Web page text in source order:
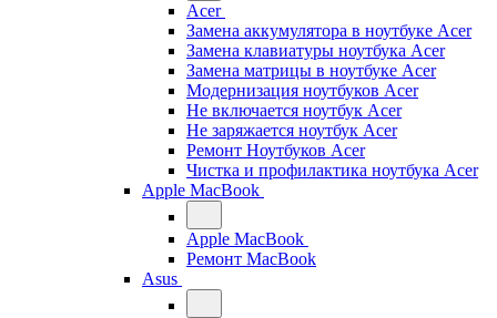
Acer
Замена аккумулятора в ноутбуке Acer
Замена клавиатуры ноутбука Acer
Замена матрицы в ноутбуке Acer
Модернизация ноутбуков Acer
Не включается ноутбук Acer
Не заряжается ноутбук Acer
Ремонт Ноутбуков Acer
Чистка и профилактика ноутбука Acer
Apple MacBook
Apple MacBook
Ремонт MacBook
Asus